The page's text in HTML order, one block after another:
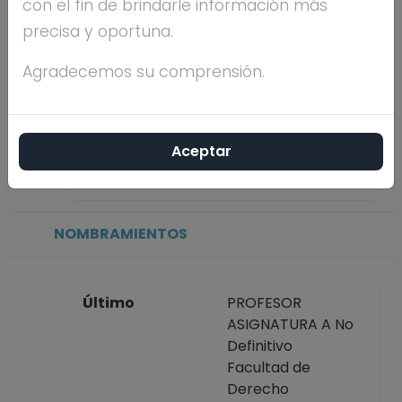
Máximo nivel de
Antigüedad
académica en la
9 años
NOMBRAMIENTOS
Último
PROFESOR
ASIGNATURA A No
Definitivo
Facultad de
Derecho
con el fin de brindarle información más
precisa y oportuna.
Agradecemos su comprensión.
Aceptar